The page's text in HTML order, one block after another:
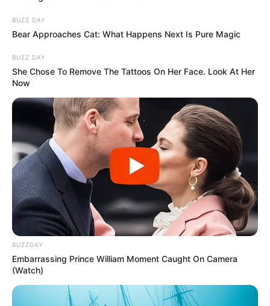
különösen kellemetlen.
Hétfő hajnalban
jöhetnek a legdurvább
mínuszok a fagyzugokban.
Kedden az ónos/fagyott esőa
egyszerre fogyhat.
BUZZ DAY
Bear Approaches Cat: What Happens Next Is Pure Magic
BUZZ DAY
She Chose To Remove The Tattoos On Her Face. Look At Her
Now
BUZZDAY
Embarrassing Prince William Moment Caught On Camera
(Watch)